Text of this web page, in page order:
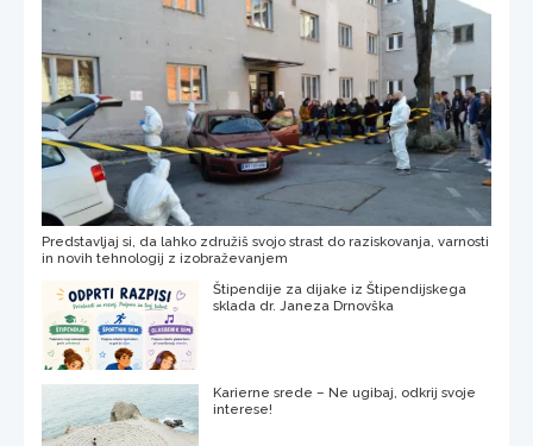
Predstavljaj si, da lahko združiš svojo strast do raziskovanja, varnosti
in novih tehnologij z izobraževanjem
Štipendije za dijake iz Štipendijskega
sklada dr. Janeza Drnovška
Karierne srede – Ne ugibaj, odkrij svoje
interese!